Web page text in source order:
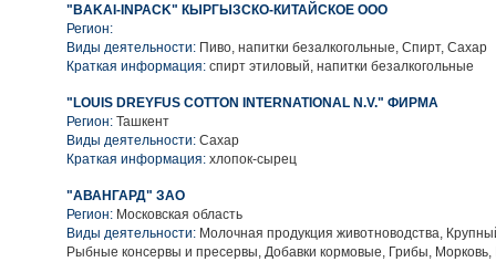
"BAKAI-INPACK" КЫРГЫЗСКО-КИТАЙСКОЕ ООО
Регион:
Виды деятельности: Пиво, напитки безалкогольные, Спирт, Сахар
Краткая информация: спирт этиловый, напитки безалкогольные
"LOUIS DREYFUS COTTON INTERNATIONAL N.V." ФИРМА
Регион: Ташкент
Виды деятельности: Сахар
Краткая информация: хлопок-сырец
"АВАНГАРД" ЗАО
Регион: Московская область
Виды деятельности: Молочная продукция животноводства,
Рыбные консервы и пресервы, Добавки кормовые, Грибы,